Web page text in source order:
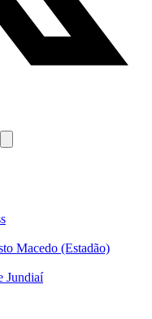
Macedo (Estadão)
Jundiaí